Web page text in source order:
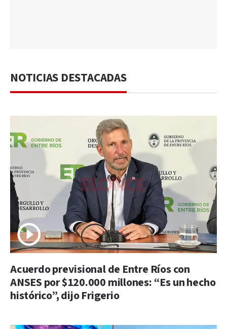
NOTICIAS DESTACADAS
Acuerdo previsional de Entre Ríos con
ANSES por $120.000 millones: “Es un hecho
histórico”, dijo Frigerio